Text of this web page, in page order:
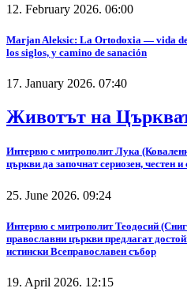
12. February 2026. 06:00
Marjan Aleksic: La Ortodoxia — vida
los siglos, y camino de sanación
17. January 2026. 07:40
Животът на
Интервю с митрополит Лука
църкви да започнат сериозен, честен
25. June 2026. 09:24
Интервю с митрополит Теодосий
православни църкви предлагат
истински Всеправославен събор
19. April 2026. 12:15